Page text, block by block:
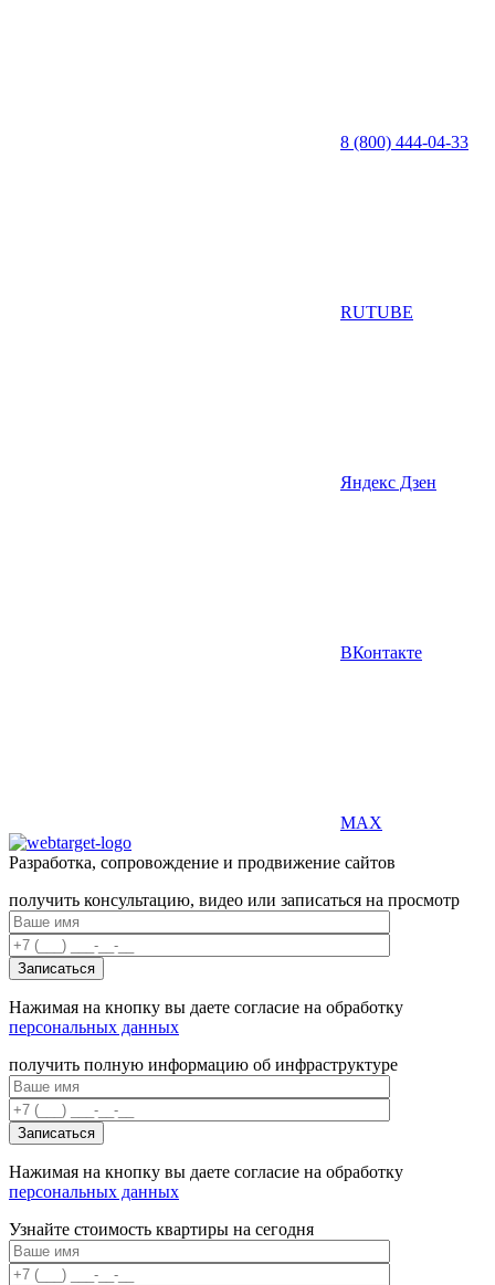
8 (800) 444-04-33
RUTUBE
Яндекс Дзен
ВКонтакте
MAX
Разработка, сопровождение и продвижение сайтов
получить консультацию, видео или записаться на просмотр
Нажимая на кнопку вы даете согласие на обработку
персональных данных
получить полную информацию об инфраструктуре
Нажимая на кнопку вы даете согласие на обработку
персональных данных
Узнайте стоимость квартиры на сегодня